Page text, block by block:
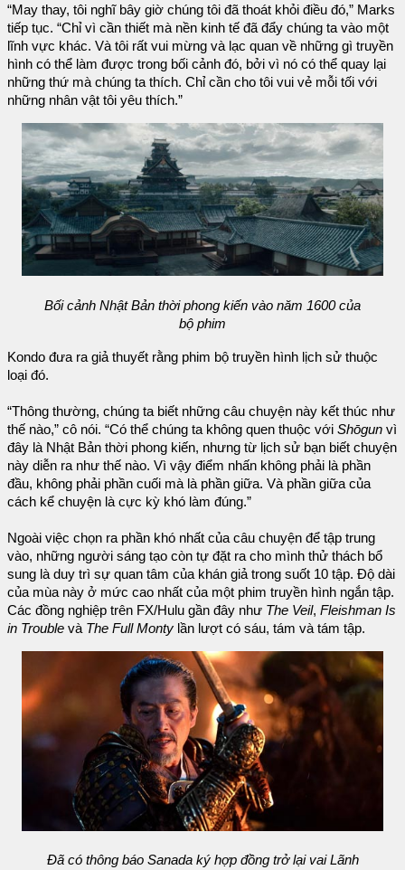
“May thay, tôi nghĩ bây giờ chúng tôi đã thoát khỏi điều đó,” Marks
tiếp tục. “Chỉ vì cần thiết mà nền kinh tế đã đẩy chúng ta vào một
lĩnh vực khác. Và tôi rất vui mừng và lạc quan về những gì truyền
hình có thể làm được trong bối cảnh đó, bởi vì nó có thể quay lại
những thứ mà chúng ta thích. Chỉ cần cho tôi vui vẻ mỗi tối với
những nhân vật tôi yêu thích.”
Bối cảnh Nhật Bản thời phong kiến ​​vào năm 1600 của
bộ phim
Kondo đưa ra giả thuyết rằng phim bộ truyền hình lịch sử thuộc
loại đó.
“Thông thường, chúng ta biết những câu chuyện này kết thúc như
thế nào,” cô nói. “Có thể chúng ta không quen thuộc với Shōgun vì
đây là Nhật Bản thời phong kiến, nhưng từ lịch sử bạn biết chuyện
này diễn ra như thế nào. Vì vậy điểm nhấn không phải là phần
đầu, không phải phần cuối mà là phần giữa. Và phần giữa của
cách kể chuyện là cực kỳ khó làm đúng.”
Ngoài việc chọn ra phần khó nhất của câu chuyện để tập trung
vào, những người sáng tạo còn tự đặt ra cho mình thử thách bổ
sung là duy trì sự quan tâm của khán giả trong suốt 10 tập. Độ dài
của mùa này ở mức cao nhất của một phim truyền hình ngắn tập.
Các đồng nghiệp trên FX/Hulu gần đây như The Veil, Fleishman Is
in Trouble và The Full Monty lần lượt có sáu, tám và tám tập.
Đã có thông báo Sanada ký hợp đồng trở lại vai Lãnh